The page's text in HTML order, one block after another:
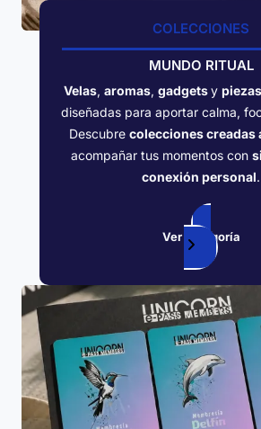
COLECCIONES
MUNDO RITUAL
Velas, aromas, gadgetsy
diseñadas para aportar calma,
Descubre colecciones creadas
acompañar tus momentos con
conexión personal.
Ver categoría